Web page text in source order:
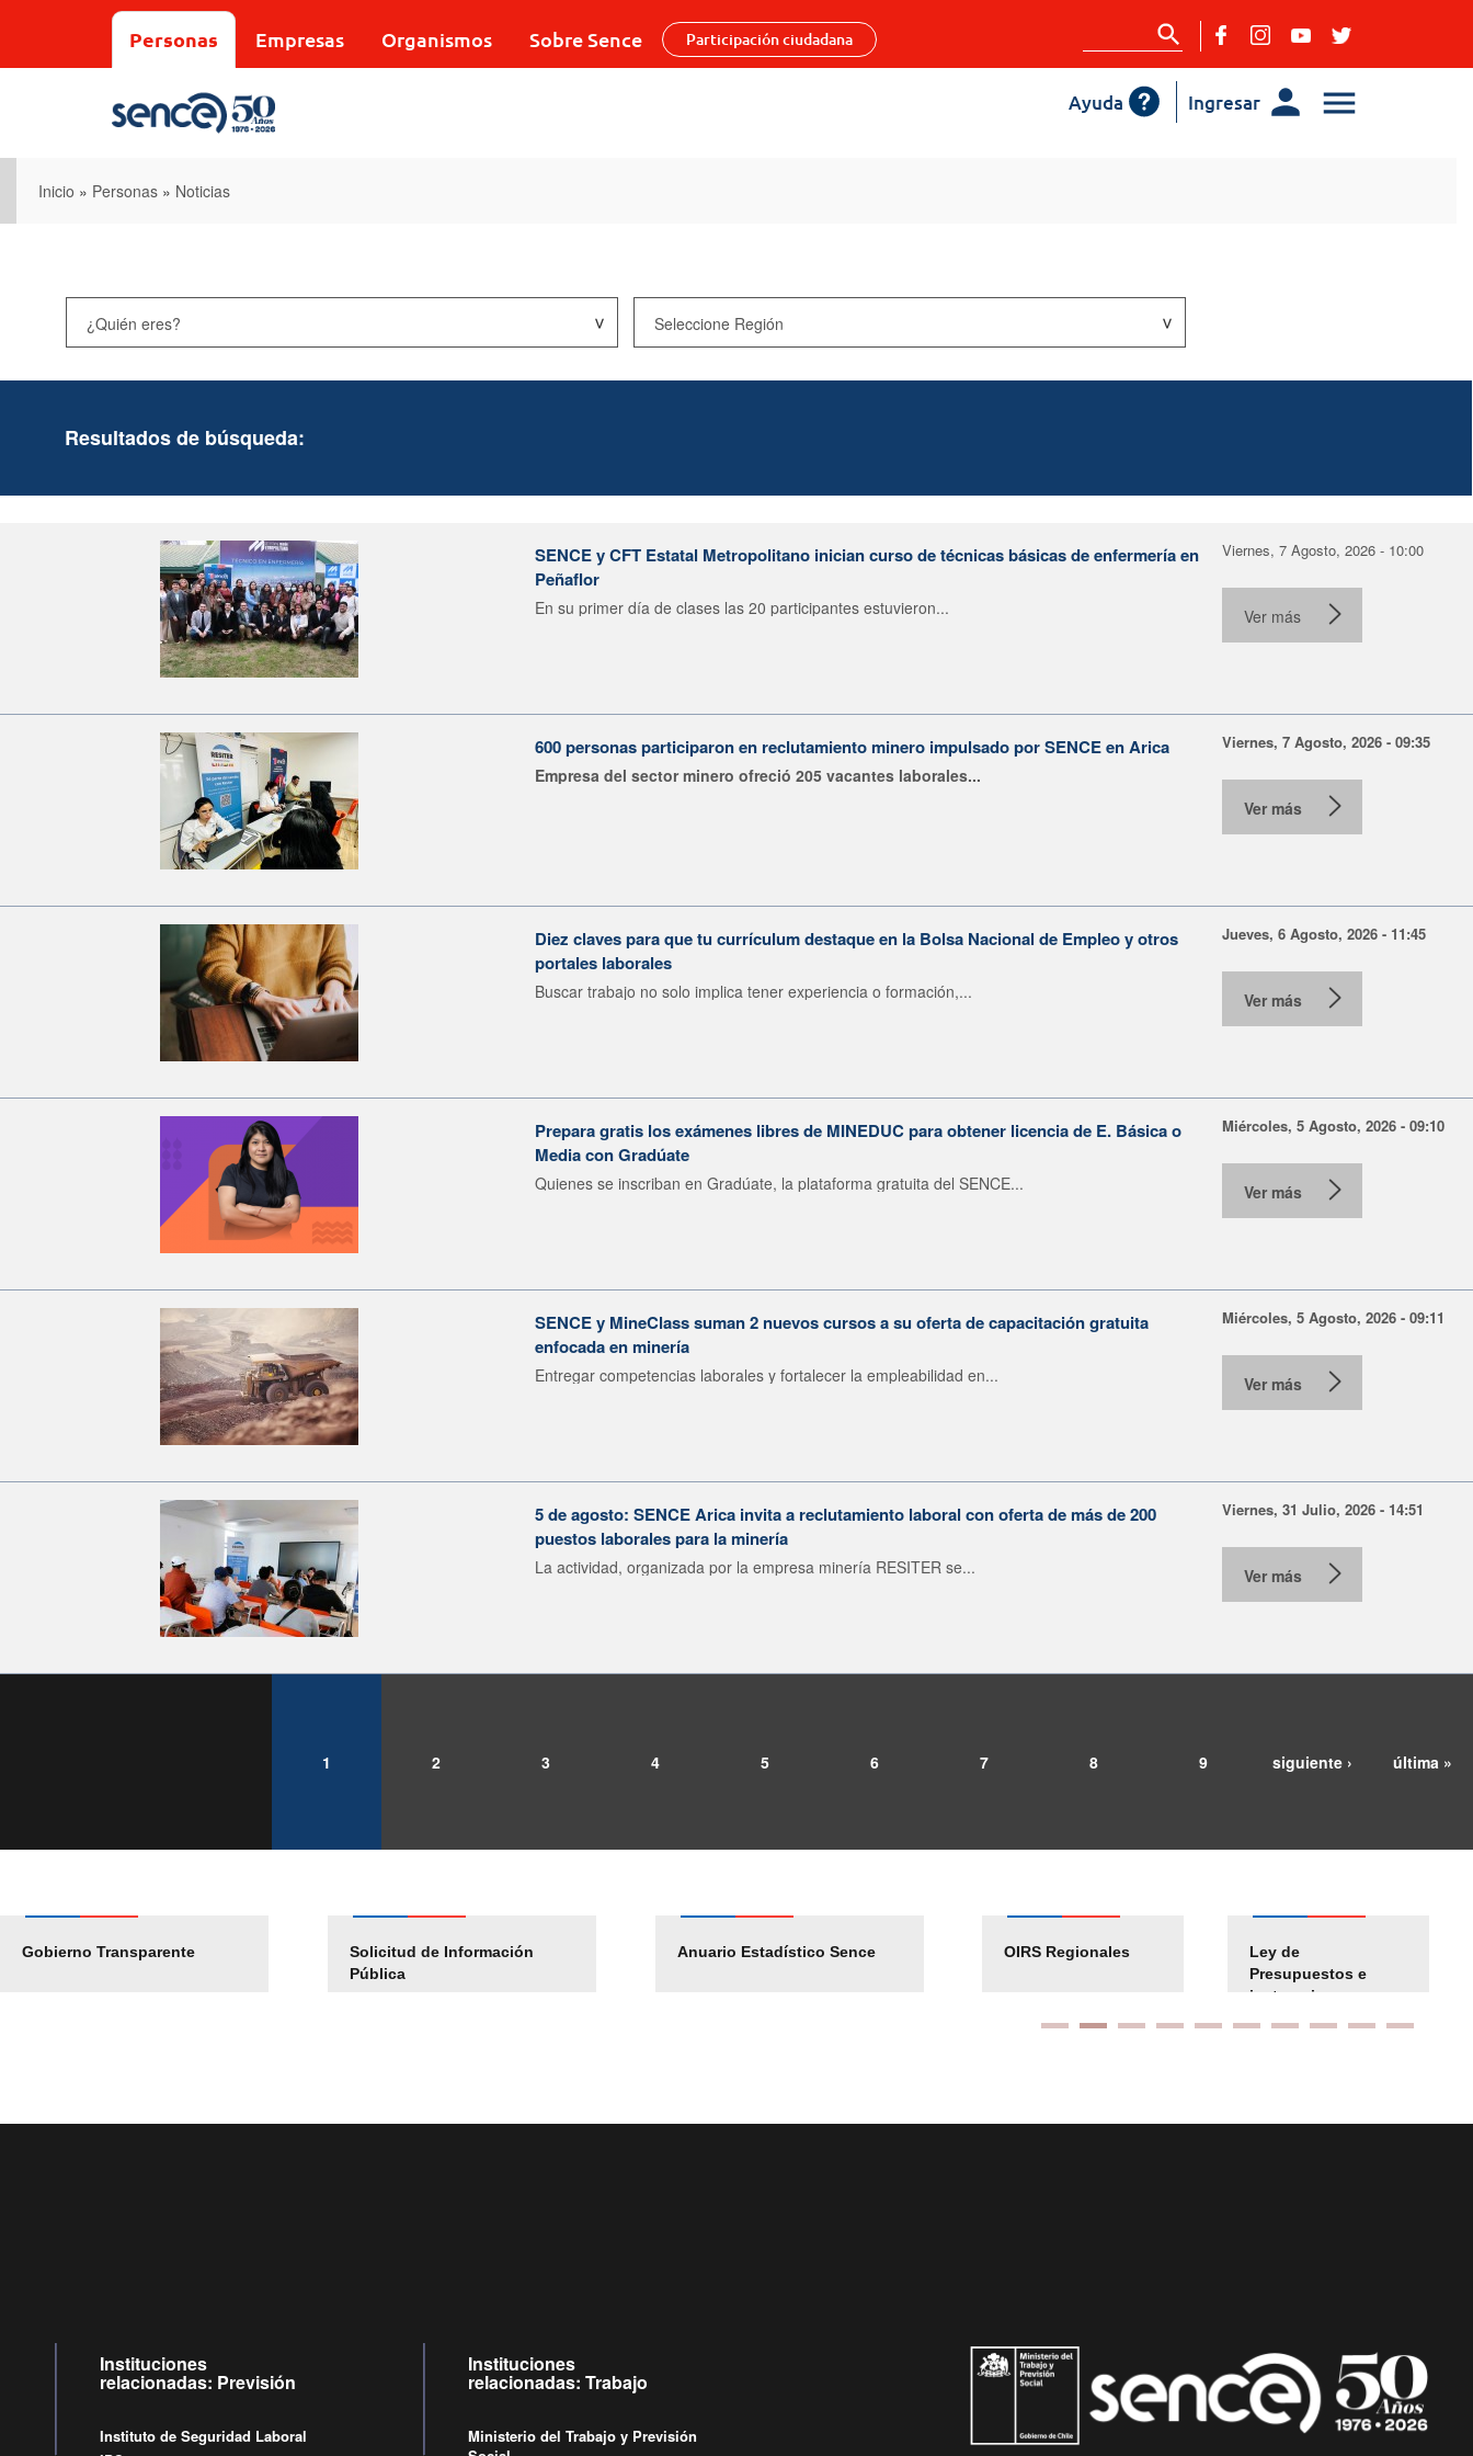
Personas Empresas Organismos Sobre Sence Participación ciudadana
Ingresar
Ayuda
Inicio » Personas » Noticias
Resultados de búsqueda:
SENCE y CFT Estatal Metropolitano inician curso de técnicas básicas de enfermería en
Peñaflor
En su primer día de clases las 20 participantes estuvieron...
Viernes, 7 Agosto, 2026 - 10:00
Ver más
600 personas participaron en reclutamiento minero impulsado por SENCE en Arica
Empresa del sector minero ofreció 205 vacantes laborales...
Viernes, 7 Agosto, 2026 - 09:35
Ver más
Diez claves para que tu currículum destaque en la Bolsa Nacional de Empleo y otros
portales laborales
Buscar trabajo no solo implica tener experiencia o formación,...
Jueves, 6 Agosto, 2026 - 11:45
Ver más
Prepara gratis los exámenes libres de MINEDUC para obtener licencia de E. Básica o
Media con Gradúate
Quienes se inscriban en Gradúate, la plataforma gratuita del SENCE...
Miércoles, 5 Agosto, 2026 - 09:10
Ver más
SENCE y MineClass suman 2 nuevos cursos a su oferta de capacitación gratuita
enfocada en minería
Entregar competencias laborales y fortalecer la empleabilidad en...
Miércoles, 5 Agosto, 2026 - 09:11
Ver más
5 de agosto: SENCE Arica invita a reclutamiento laboral con oferta de más de 200
puestos laborales para la minería
La actividad, organizada por la empresa minería RESITER se...
Viernes, 31 Julio, 2026 - 14:51
Ver más
1 2 3 4 5 6 7 8 9 siguiente › última »
Gobierno Transparente
Solicitud de Información
Pública
Anuario Estadístico Sence
Pago Proveedores
Empleos Públicos
Solicitud Audiencias
OIRS Regionales
Ley de
Presupuestos e
instrucciones
Instituciones
relacionadas: Previsión
Instituto de Seguridad Laboral
Instituciones
relacionadas: Trabajo
Ministerio del Trabajo y Previsión